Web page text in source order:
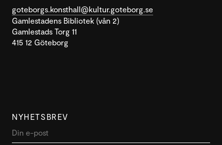
goteborgs.konsthall@kultur.goteborg.se
Gamlestadens Bibliotek (vån 2)
Gamlestads Torg 11
415 12 Göteborg
NYHETSBREV